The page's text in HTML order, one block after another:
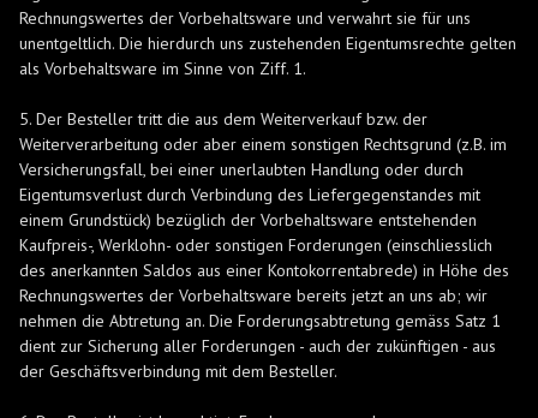
Rechnungswertes der Vorbehaltsware und verwahrt sie für uns
unentgeltlich. Die hierdurch uns zustehenden Eigentumsrechte gelten
als Vorbehaltsware im Sinne von Ziff. 1.
5. Der Besteller tritt die aus dem Weiterverkauf bzw. der
Weiterverarbeitung oder aber einem sonstigen Rechtsgrund (z.B. im
Versicherungsfall, bei einer unerlaubten Handlung oder durch
Eigentumsverlust durch Verbindung des Liefergegenstandes mit
einem Grundstück) bezüglich der Vorbehaltsware entstehenden
Kaufpreis-, Werklohn- oder sonstigen Forderungen (einschliesslich
des anerkannten Saldos aus einer Kontokorrentabrede) in Höhe des
Rechnungswertes der Vorbehaltsware bereits jetzt an uns ab; wir
nehmen die Abtretung an. Die Forderungsabtretung gemäss Satz 1
dient zur Sicherung aller Forderungen - auch der zukünftigen - aus
der Geschäftsverbindung mit dem Besteller.